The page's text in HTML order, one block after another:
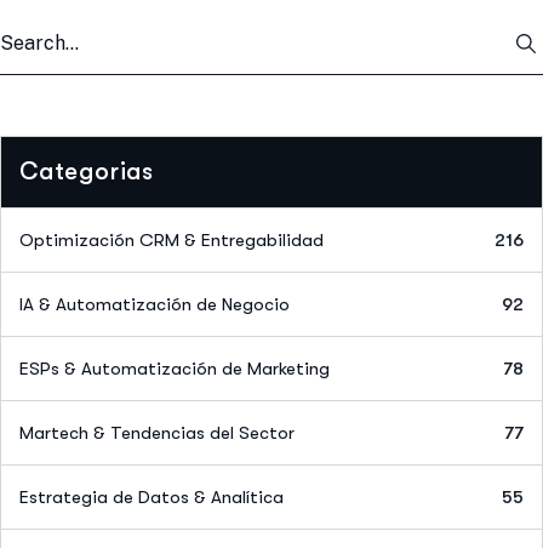
Categorias
Optimización CRM & Entregabilidad 216
IA & Automatización de Negocio 92
ESPs & Automatización de Marketing 78
Martech & Tendencias del Sector 77
Estrategia de Datos & Analítica 55